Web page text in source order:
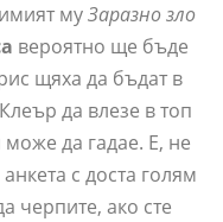
муЗаразно зло
вероятно ще бъде
щяха да бъдат в
да влезе в топ
да гадае. Е, не
с доста голям
черпите, ако сте